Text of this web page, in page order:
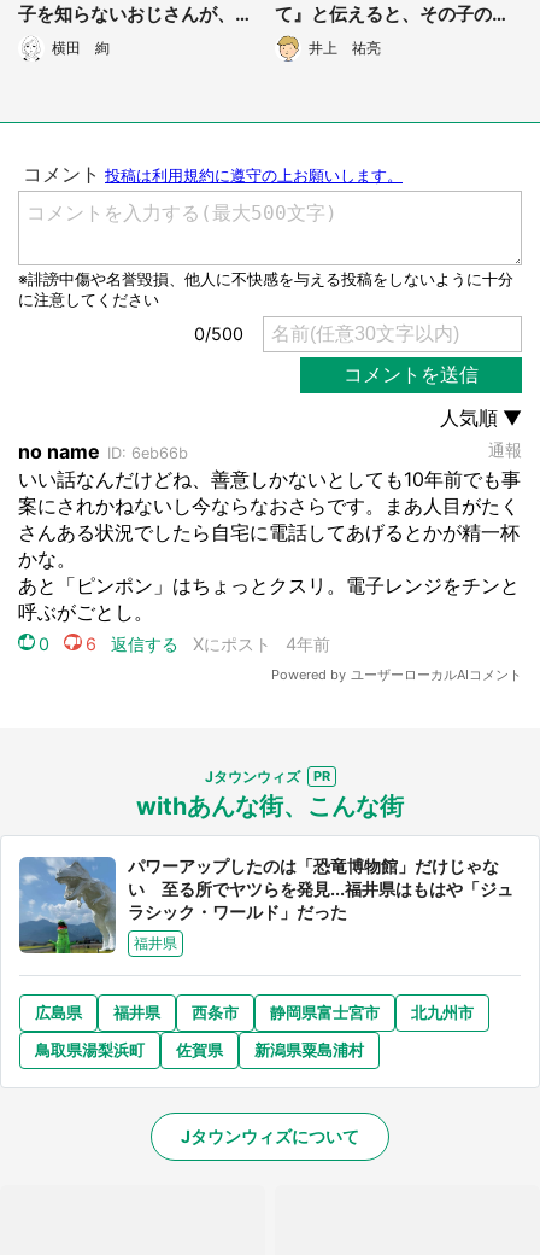
子を知らないおじさんが、じ
っと睨みつけてきて...」（栃
木県・年齢不明女性）
横田 絢
て』と伝えると、その子の父
親が私の腕を...」（50代女
性・大阪府）
井上 祐亮
Jタウンウィズ
withあんな街、こんな街
パワーアップしたのは「恐竜博物館」だけじゃな
い 至る所でヤツらを発見...福井県はもはや「ジュ
ラシック・ワールド」だった
福井県
広島県 福井県 西条市 静岡県富士宮市
北九州市
鳥取県湯梨浜町
佐賀県 新潟県粟島浦村
Jタウンウィズについて